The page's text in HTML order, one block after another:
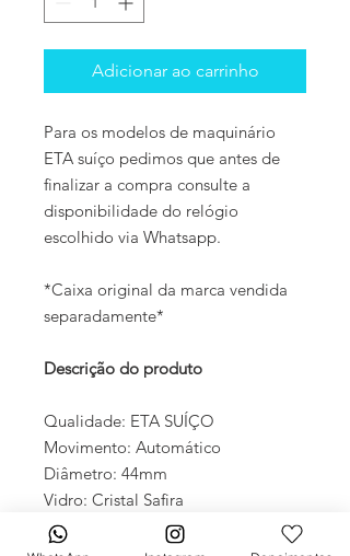
Adicionar ao carrinho
Para os modelos de maquinário
ETA suíço pedimos que antes de
finalizar a compra consulte a
disponibilidade do relógio
escolhido via Whatsapp.
*Caixa original da marca vendida
separadamente*
Descrição do produto
Qualidade: ETA SUÍÇO
Movimento: Automático
Diâmetro: 44mm
Vidro: Cristal Safira
Crono: 100 % funcional